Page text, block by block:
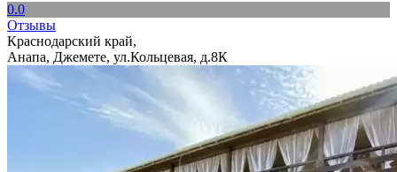
0.0
Отзывы
Краснодарский край,
Анапа, Джемете, ул.Кольцевая, д.8К